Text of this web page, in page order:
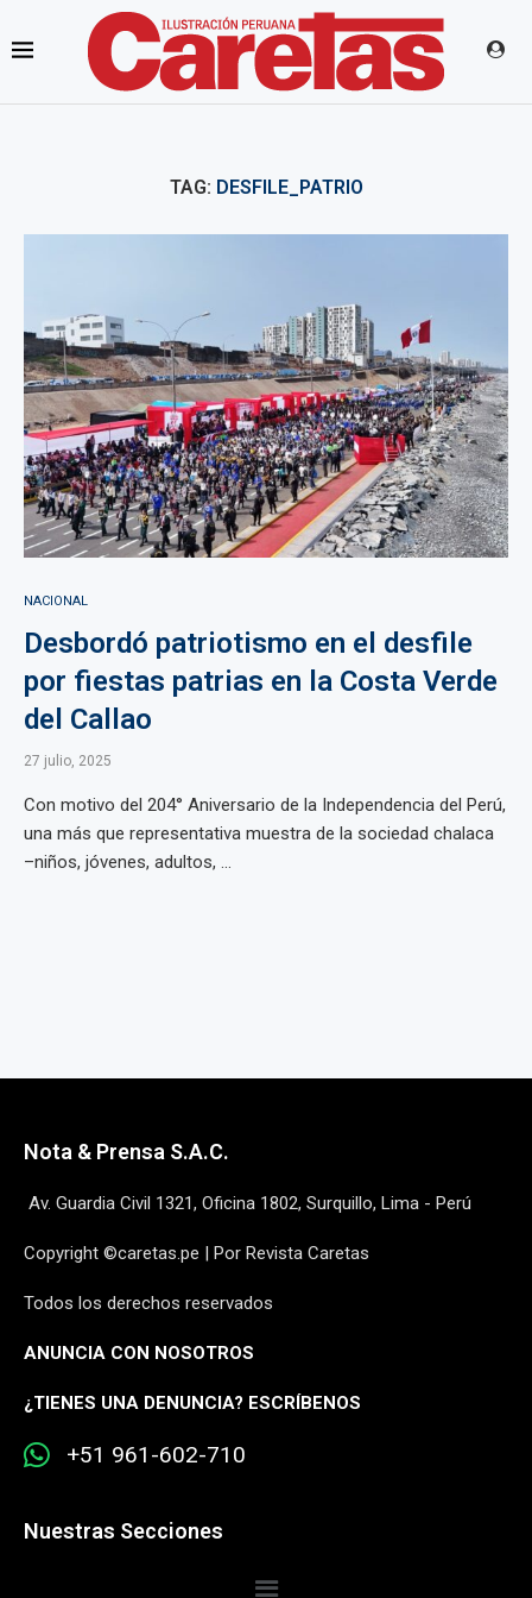
TAG: DESFILE_PATRIO
NACIONAL
Desbordó patriotismo en el desfile
por fiestas patrias en la Costa Verde
del Callao
27 julio, 2025
Con motivo del 204° Aniversario de la Independencia del Perú,
una más que representativa muestra de la sociedad chalaca
–niños, jóvenes, adultos, ...
Nota & Prensa S.A.C.
Av. Guardia Civil 1321, Oficina 1802, Surquillo, Lima - Perú
Copyright ©caretas.pe | Por Revista Caretas
Todos los derechos reservados
ANUNCIA CON NOSOTROS
¿TIENES UNA DENUNCIA? ESCRÍBENOS
+51 961-602-710
Nuestras Secciones